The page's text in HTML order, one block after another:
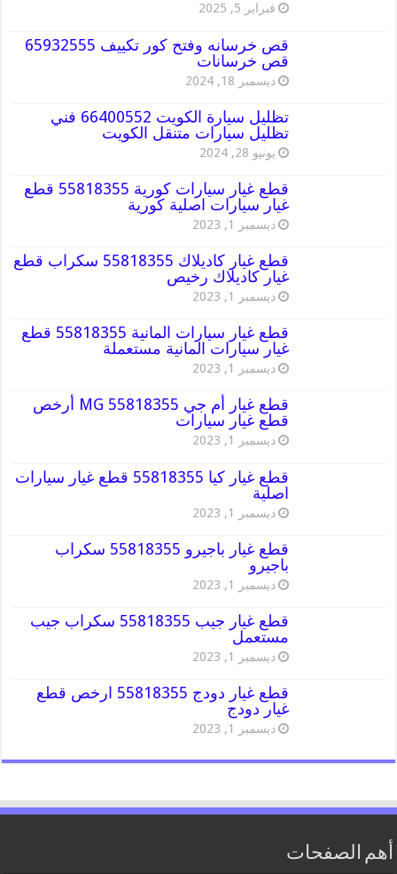
فبراير 5, 2025
قص خرسانه وفتح كور تكييف 65932555
قص خرسانات
ديسمبر 18, 2024
تظليل سيارة الكويت 66400552 فني
تظليل سيارات متنقل الكويت
يونيو 28, 2024
قطع غيار سيارات كورية 55818355 قطع
غيار سيارات اصلية كورية
ديسمبر 1, 2023
قطع غيار كاديلاك 55818355 سكراب قطع
غيار كاديلاك رخيص
ديسمبر 1, 2023
قطع غيار سيارات المانية 55818355 قطع
غيار سيارات المانية مستعملة
ديسمبر 1, 2023
قطع غيار أم جي MG 55818355 أرخص
قطع غيار سيارات
ديسمبر 1, 2023
قطع غيار كيا 55818355 قطع غيار سيارات
اصلية
ديسمبر 1, 2023
قطع غيار باجيرو 55818355 سكراب
باجيرو
ديسمبر 1, 2023
قطع غيار جيب 55818355 سكراب جيب
مستعمل
ديسمبر 1, 2023
قطع غيار دودج 55818355 ارخص قطع
غيار دودج
ديسمبر 1, 2023
أهم الصفحات